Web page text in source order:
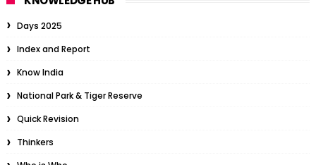
Days 2025
Index and Report
Know India
National Park & Tiger Reserve
Quick Revision
Thinkers